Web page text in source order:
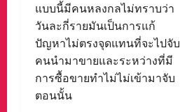
แบบนี้มีคนหลงกลไม่ทราบว่า
วันละกี่รายมันเป็นการแก้
ปัญหาไม่ตรงจุดแทนที่จะไปจับ
คนนำมาขายและระหว่างที่มี
การซื้อขายทำไม่ไม่เข้ามาจับ
ตอนนั้น